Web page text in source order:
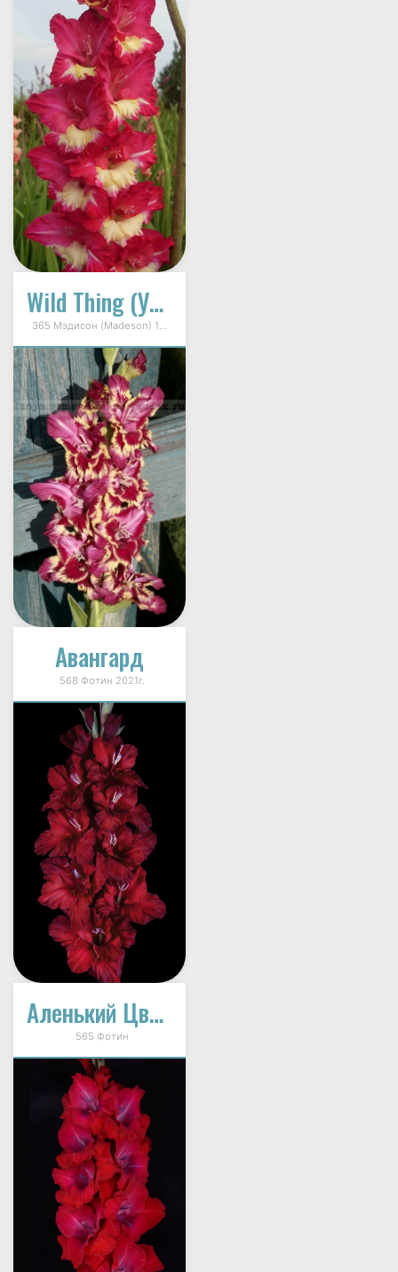
Wild Thing (Уайлд Синг)
365 Мэдисон (Madeson) 1998г.
Авангард
568 Фотин 2021г.
Аленький Цветочек
565 Фотин